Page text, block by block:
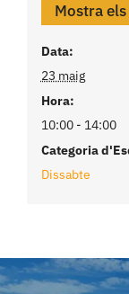
Mostra
Data:
23 maig
Hora:
10:00 - 14:00
Categoria
Dissabte